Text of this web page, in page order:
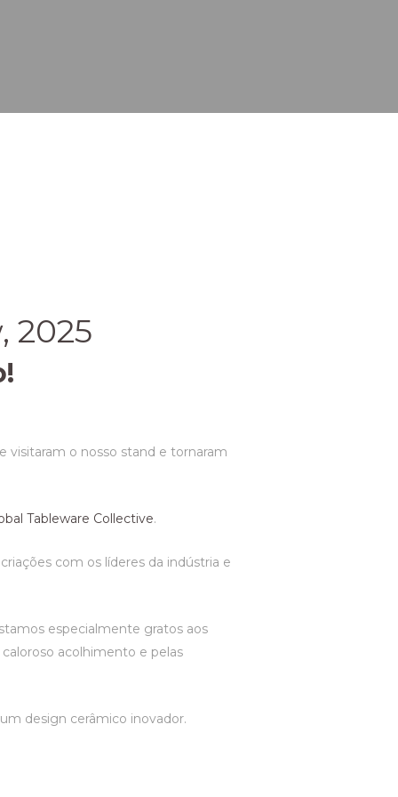
2025
visitaram o nosso stand e tornaram
Tableware Collective.
com os líderes da indústria e
especialmente gratos aos
acolhimento e pelas
design cerâmico inovador.